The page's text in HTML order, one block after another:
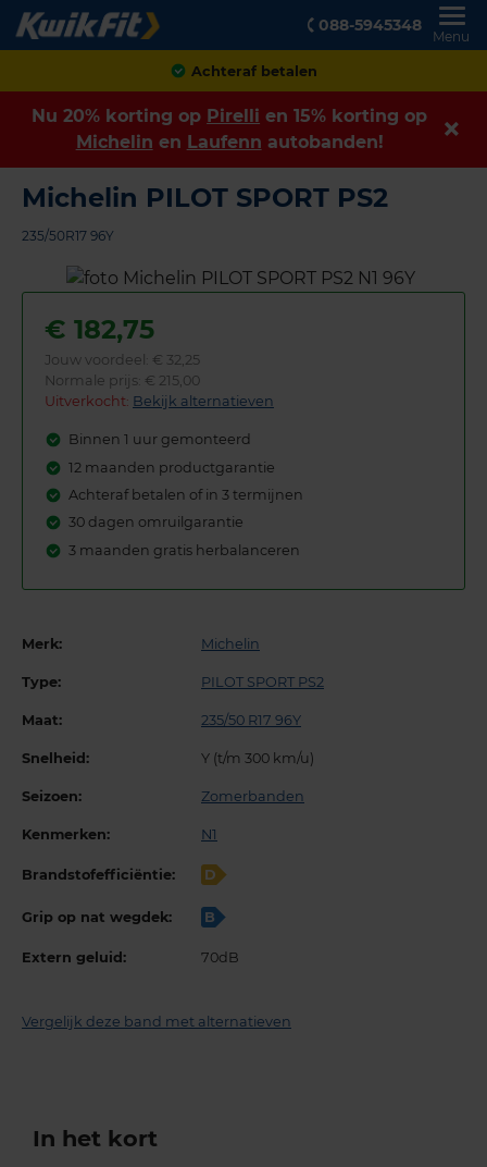
088-5945348
Menu
Achteraf betalen
Nu 20% korting op Pirelli en 15% korting op
Michelin en Laufenn autobanden!
Michelin PILOT SPORT PS2
235/50R17 96Y
€ 182,75
Jouw voordeel: € 32,25
Normale prijs: € 215,00
Uitverkocht: Bekijk alternatieven
Binnen 1 uur gemonteerd
12 maanden productgarantie
Achteraf betalen of in 3 termijnen
30 dagen omruilgarantie
3 maanden gratis herbalanceren
Merk: Michelin
Type: PILOT SPORT PS2
Maat: 235/50 R17 96Y
Snelheid: Y (t/m 300 km/u)
Seizoen: Zomerbanden
Kenmerken: N1
Brandstofefficiëntie: D
Grip op nat wegdek: B
Extern geluid: 70dB
Vergelijk deze band met alternatieven
In het kort